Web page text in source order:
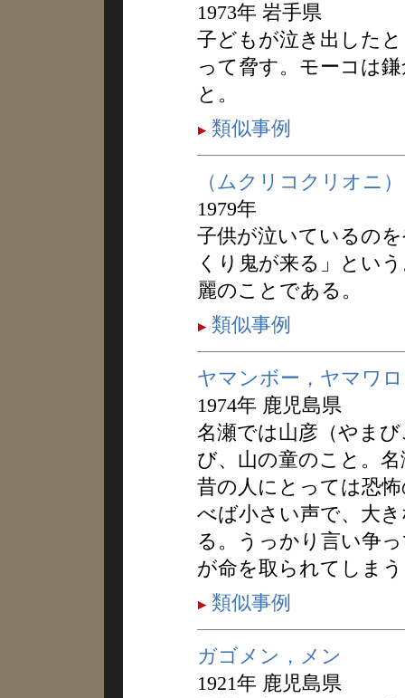
1973年 岩手県
子どもが泣き出した
って脅す。モーコは
と。
類似事例
（ムクリコクリオニ）
1979年
子供が泣いているの
くり鬼が来る」とい
麗のことである。
類似事例
ヤマンボー，ヤマワロ
1974年 鹿児島県
名瀬では山彦（やま
び、山の童のこと。
昔の人にとっては恐
べば小さい声で、大
る。うっかり言い争
が命を取られてしま
類似事例
ガゴメン，メン
1921年 鹿児島県